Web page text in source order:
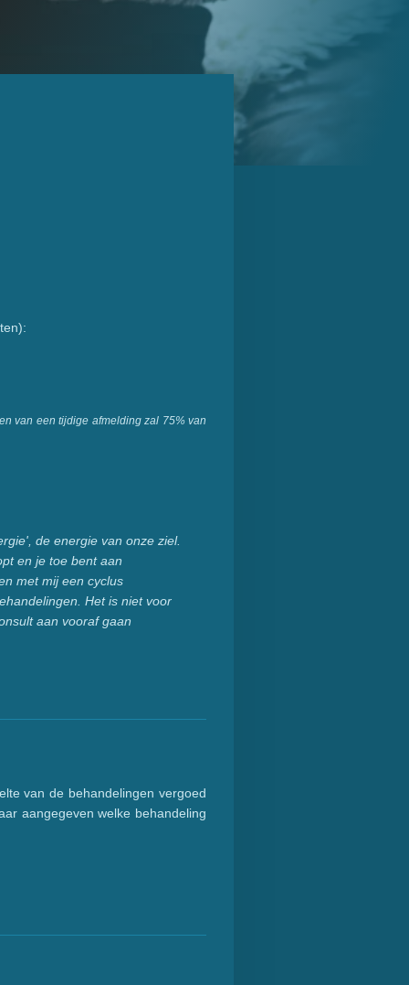
van een tijdige afmelding zal 75% van
de energie van onze ziel.
en je toe bent aan
met mij een cyclus
Het is niet voor
aan vooraf gaan
van de behandelingen vergoed
aangegeven welke behandeling